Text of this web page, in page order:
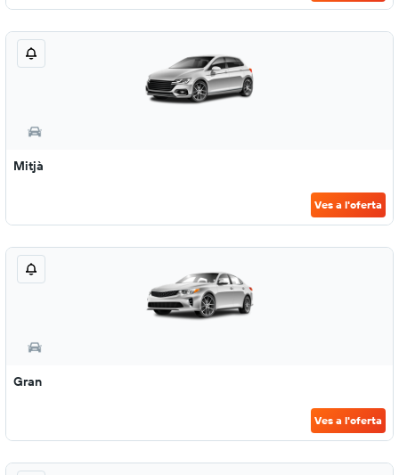
Mitjà
Ves a l'oferta
Gran
Ves a l'oferta